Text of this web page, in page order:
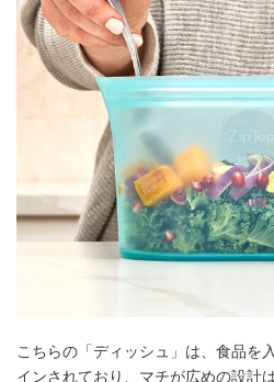
こちらの「ディッシュ」は、食品を
インされており、マチが広めの設計